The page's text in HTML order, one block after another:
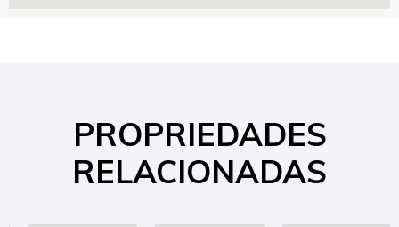
PROPRIEDADES
RELACIONADAS